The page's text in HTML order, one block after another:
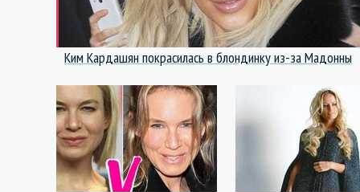
Ким Кардашян покрасилась в блондинку из-за Мадонны